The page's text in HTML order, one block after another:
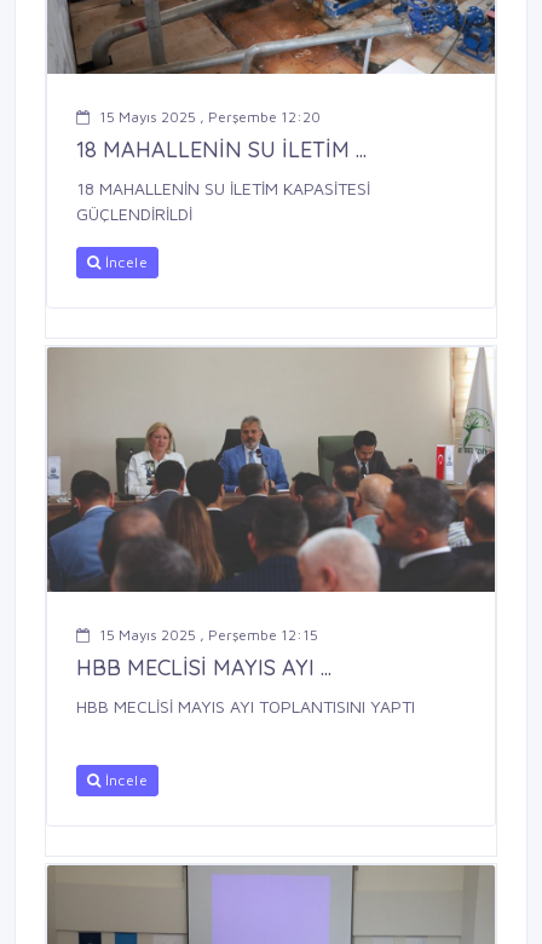
15 Mayıs 2025 , Perşembe 12:20
18 MAHALLENİN SU İLETİM ...
18 MAHALLENİN SU İLETİM KAPASİTESİ
GÜÇLENDİRİLDİ
İncele
15 Mayıs 2025 , Perşembe 12:15
HBB MECLİSİ MAYIS AYI ...
HBB MECLİSİ MAYIS AYI TOPLANTISINI YAPTI
İncele